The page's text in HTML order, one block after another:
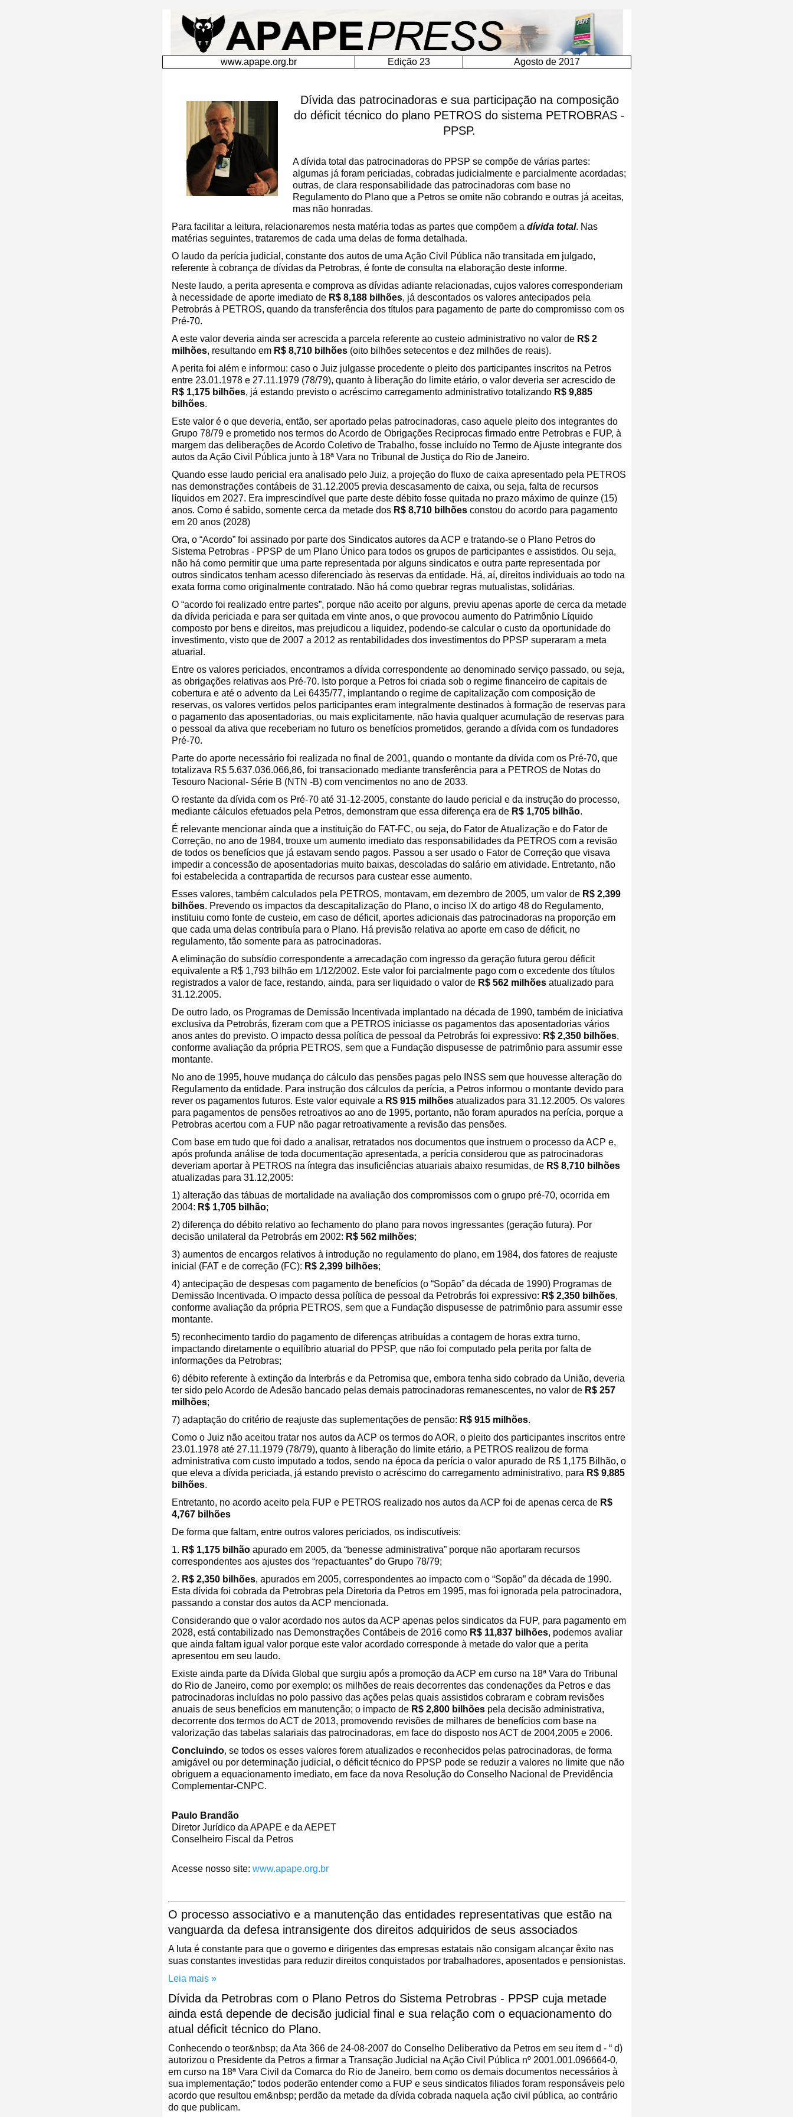
www.apape.org.br Edição 23 Agosto de 2017
Dívida das patrocinadoras e sua participação na composição
do déficit técnico do plano PETROS do sistema PETROBRAS -
PPSP.
A dívida total das patrocinadoras do PPSP se compõe de várias partes:
algumas já foram periciadas, cobradas judicialmente e parcialmente acordadas;
outras, de clara responsabilidade das patrocinadoras com base no
Regulamento do Plano que a Petros se omite não cobrando e outras já aceitas,
mas não honradas.
Para facilitar a leitura, relacionaremos nesta matéria todas as partes que compõem a dívida total. Nas
matérias seguintes, trataremos de cada uma delas de forma detalhada.
O laudo da perícia judicial, constante dos autos de uma Ação Civil Pública não transitada em julgado,
referente à cobrança de dívidas da Petrobras, é fonte de consulta na elaboração deste informe.
Neste laudo, a perita apresenta e comprova as dívidas adiante relacionadas, cujos valores corresponderiam
à necessidade de aporte imediato de R$ 8,188 bilhões, já descontados os valores antecipados pela
Petrobrás à PETROS, quando da transferência dos títulos para pagamento de parte do compromisso com os
Pré-70.
A este valor deveria ainda ser acrescida a parcela referente ao custeio administrativo no valor de R$ 2
milhões, resultando em R$ 8,710 bilhões(oito bilhões setecentos e dez milhões de reais).
A perita foi além e informou: caso o Juiz julgasse procedente o pleito dos participantes inscritos na Petros
entre 23.01.1978 e 27.11.1979 (78/79), quanto à liberação do limite etário, o valor deveria ser acrescido de
R$ 1,175 bilhões, já estando previsto o acréscimo carregamento administrativo totalizando R$ 9,885
bilhões.
Este valor é o que deveria, então, ser aportado pelas patrocinadoras, caso aquele pleito dos integrantes do
Grupo 78/79 e prometido nos termos do Acordo de Obrigações Reciprocas firmado entre Petrobras e FUP, à
margem das deliberações de Acordo Coletivo de Trabalho, fosse incluído no Termo de Ajuste integrante dos
autos da Ação Civil Pública junto à 18ª Vara no Tribunal de Justiça do Rio de Janeiro.
Quando esse laudo pericial era analisado pelo Juiz, a projeção do fluxo de caixa apresentado pela PETROS
nas demonstrações contábeis de 31.12.2005 previa descasamento de caixa, ou seja, falta de recursos
líquidos em 2027. Era imprescindível que parte deste débito fosse quitada no prazo máximo de quinze (15)
anos. Como é sabido, somente cerca da metade dos R$ 8,710 bilhõesconstou do acordo para pagamento
em 20 anos (2028)
Ora, o “Acordo” foi assinado por parte dos Sindicatos autores da ACP e tratando-se o Plano Petros do
Sistema Petrobras - PPSP de um Plano Único para todos os grupos de participantes e assistidos. Ou seja,
não há como permitir que uma parte representada por alguns sindicatos e outra parte representada por
outros sindicatos tenham acesso diferenciado às reservas da entidade. Há, aí, direitos individuais ao todo na
exata forma como originalmente contratado. Não há como quebrar regras mutualistas, solidárias.
O “acordo foi realizado entre partes”, porque não aceito por alguns, previu apenas aporte de cerca da metade
da dívida periciada e para ser quitada em vinte anos, o que provocou aumento do Patrimônio Líquido
composto por bens e direitos, mas prejudicou a liquidez, podendo-se calcular o custo da oportunidade do
investimento, visto que de 2007 a 2012 as rentabilidades dos investimentos do PPSP superaram a meta
atuarial.
Entre os valores periciados, encontramos a dívida correspondente ao denominado serviço passado, ou seja,
as obrigações relativas aos Pré-70. Isto porque a Petros foi criada sob o regime financeiro de capitais de
cobertura e até o advento da Lei 6435/77, implantando o regime de capitalização com composição de
reservas, os valores vertidos pelos participantes eram integralmente destinados à formação de reservas para
o pagamento das aposentadorias, ou mais explicitamente, não havia qualquer acumulação de reservas para
o pessoal da ativa que receberiam no futuro os benefícios prometidos, gerando a dívida com os fundadores
Pré-70.
Parte do aporte necessário foi realizada no final de 2001, quando o montante da dívida com os Pré-70, que
totalizava R$ 5.637.036.066,86, foi transacionado mediante transferência para a PETROS de Notas do
Tesouro Nacional- Série B (NTN -B) com vencimentos no ano de 2033.
O restante da dívida com os Pré-70 até 31-12-2005, constante do laudo pericial e da instrução do processo,
mediante cálculos efetuados pela Petros, demonstram que essa diferença era de R$ 1,705 bilhão.
É relevante mencionar ainda que a instituição do FAT-FC, ou seja, do Fator de Atualização e do Fator de
Correção, no ano de 1984, trouxe um aumento imediato das responsabilidades da PETROS com a revisão
de todos os benefícios que já estavam sendo pagos. Passou a ser usado o Fator de Correção que visava
impedir a concessão de aposentadorias muito baixas, descoladas do salário em atividade. Entretanto, não
foi estabelecida a contrapartida de recursos para custear esse aumento.
Esses valores, também calculados pela PETROS, montavam, em dezembro de 2005, um valor de R$ 2,399
bilhões. Prevendo os impactos da descapitalização do Plano, o inciso IX do artigo 48 do Regulamento,
instituiu como fonte de custeio, em caso de déficit, aportes adicionais das patrocinadoras na proporção em
que cada uma delas contribuía para o Plano. Há previsão relativa ao aporte em caso de déficit, no
regulamento, tão somente para as patrocinadoras.
A eliminação do subsídio correspondente a arrecadação com ingresso da geração futura gerou déficit
equivalente a R$ 1,793 bilhão em 1/12/2002. Este valor foi parcialmente pago com o excedente dos títulos
registrados a valor de face, restando, ainda, para ser liquidado o valor de R$ 562 milhõesatualizado para
31.12.2005.
De outro lado, os Programas de Demissão Incentivada implantado na década de 1990, também de iniciativa
exclusiva da Petrobrás, fizeram com que a PETROS iniciasse os pagamentos das aposentadorias vários
anos antes do previsto. O impacto dessa política de pessoal da Petrobrás foi expressivo: R$ 2,350 bilhões,
conforme avaliação da própria PETROS, sem que a Fundação dispusesse de patrimônio para assumir esse
montante.
No ano de 1995, houve mudança do cálculo das pensões pagas pelo INSS sem que houvesse alteração do
Regulamento da entidade. Para instrução dos cálculos da perícia, a Petros informou o montante devido para
rever os pagamentos futuros. Este valor equivale a R$ 915 milhõesatualizados para 31.12.2005. Os valores
para pagamentos de pensões retroativos ao ano de 1995, portanto, não foram apurados na perícia, porque a
Petrobras acertou com a FUP não pagar retroativamente a revisão das pensões.
Com base em tudo que foi dado a analisar, retratados nos documentos que instruem o processo da ACP e,
após profunda análise de toda documentação apresentada, a perícia considerou que as patrocinadoras
deveriam aportar à PETROS na íntegra das insuficiências atuariais abaixo resumidas, de R$ 8,710 bilhões
atualizadas para 31.12,2005:
1) alteração das tábuas de mortalidade na avaliação dos compromissos com o grupo pré-70, ocorrida em
2004: R$ 1,705 bilhão;
2) diferença do débito relativo ao fechamento do plano para novos ingressantes (geração futura). Por
decisão unilateral da Petrobrás em 2002: R$ 562 milhões;
3) aumentos de encargos relativos à introdução no regulamento do plano, em 1984, dos fatores de reajuste
inicial (FAT e de correção (FC): R$ 2,399 bilhões;
4) antecipação de despesas com pagamento de benefícios (o “Sopão” da década de 1990) Programas de
Demissão Incentivada. O impacto dessa política de pessoal da Petrobrás foi expressivo: R$ 2,350 bilhões,
conforme avaliação da própria PETROS, sem que a Fundação dispusesse de patrimônio para assumir esse
montante.
5) reconhecimento tardio do pagamento de diferenças atribuídas a contagem de horas extra turno,
impactando diretamente o equilíbrio atuarial do PPSP, que não foi computado pela perita por falta de
informações da Petrobras;
6) débito referente à extinção da Interbrás e da Petromisa que, embora tenha sido cobrado da União, deveria
ter sido pelo Acordo de Adesão bancado pelas demais patrocinadoras remanescentes, no valor de R$ 257
milhões;
7) adaptação do critério de reajuste das suplementações de pensão: R$ 915 milhões.
Como o Juiz não aceitou tratar nos autos da ACP os termos do AOR, o pleito dos participantes inscritos entre
23.01.1978 até 27.11.1979 (78/79), quanto à liberação do limite etário, a PETROS realizou de forma
administrativa com custo imputado a todos, sendo na época da perícia o valor apurado de R$ 1,175 Bilhão, o
que eleva a dívida periciada, já estando previsto o acréscimo do carregamento administrativo, para R$ 9,885
bilhões.
Entretanto, no acordo aceito pela FUP e PETROS realizado nos autos da ACP foi de apenas cerca de R$
4,767 bilhões
De forma que faltam, entre outros valores periciados, os indiscutíveis:
1. R$ 1,175 bilhãoapurado em 2005, da “benesse administrativa” porque não aportaram recursos
correspondentes aos ajustes dos “repactuantes” do Grupo 78/79;
2. R$ 2,350 bilhões, apurados em 2005, correspondentes ao impacto com o “Sopão” da década de 1990.
Esta dívida foi cobrada da Petrobras pela Diretoria da Petros em 1995, mas foi ignorada pela patrocinadora,
passando a constar dos autos da ACP mencionada.
Considerando que o valor acordado nos autos da ACP apenas pelos sindicatos da FUP, para pagamento em
2028, está contabilizado nas Demonstrações Contábeis de 2016 como R$ 11,837 bilhões, podemos avaliar
que ainda faltam igual valor porque este valor acordado corresponde à metade do valor que a perita
apresentou em seu laudo.
Existe ainda parte da Dívida Global que surgiu após a promoção da ACP em curso na 18ª Vara do Tribunal
do Rio de Janeiro, como por exemplo: os milhões de reais decorrentes das condenações da Petros e das
patrocinadoras incluídas no polo passivo das ações pelas quais assistidos cobraram e cobram revisões
anuais de seus benefícios em manutenção; o impacto de R$ 2,800 bilhõespela decisão administrativa,
decorrente dos termos do ACT de 2013, promovendo revisões de milhares de benefícios com base na
valorização das tabelas salariais das patrocinadoras, em face do disposto nos ACT de 2004,2005 e 2006.
Concluindo, se todos os esses valores forem atualizados e reconhecidos pelas patrocinadoras, de forma
amigável ou por determinação judicial, o déficit técnico do PPSP pode se reduzir a valores no limite que não
obriguem a equacionamento imediato, em face da nova Resolução do Conselho Nacional de Previdência
Complementar-CNPC.
Paulo Brandão
Diretor Jurídico da APAPE e da AEPET
Conselheiro Fiscal da Petros
Acesse nosso site: www.apape.org.br
O processo associativo e a manutenção das entidades representativas que estão na
vanguarda da defesa intransigente dos direitos adquiridos de seus associados
A luta é constante para que o governo e dirigentes das empresas estatais não consigam alcançar êxito nas
suas constantes investidas para reduzir direitos conquistados por trabalhadores, aposentados e pensionistas.
Leia mais »
Dívida da Petrobras com o Plano Petros do Sistema Petrobras - PPSP cuja metade
ainda está depende de decisão judicial final e sua relação com o equacionamento do
atual déficit técnico do Plano.
Conhecendo o teor&nbsp; da Ata 366 de 24-08-2007 do Conselho Deliberativo da Petros em seu item d - “ d)
autorizou o Presidente da Petros a firmar a Transação Judicial na Ação Civil Pública nº 2001.001.096664-0,
em curso na 18ª Vara Civil da Comarca do Rio de Janeiro, bem como os demais documentos necessários à
sua implementação;” todos poderão entender como a FUP e seus sindicatos filiados foram responsáveis pelo
acordo que resultou em&nbsp; perdão da metade da dívida cobrada naquela ação civil pública, ao contrário
do que publicam.